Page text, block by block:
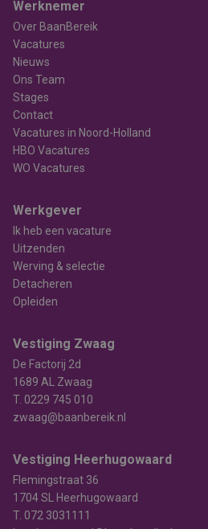
Werknemer
Over BaanBereik
Vacatures
Nieuws
Ons Team
Stages
Contact
Vacatures in Noord-Holland
HBO Vacatures
WO Vacatures
Werkgever
Ik heb een vacature
Uitzenden
Werving & selectie
Detacheren
Opleiden
Vestiging Zwaag
De Factorij 2d
1689 AL Zwaag
T. 0229 745 010
zwaag@baanbereik.nl
Vestiging Heerhugowaard
Flemingstraat 36
1704 SL Heerhugowaard
T. 072 3031111